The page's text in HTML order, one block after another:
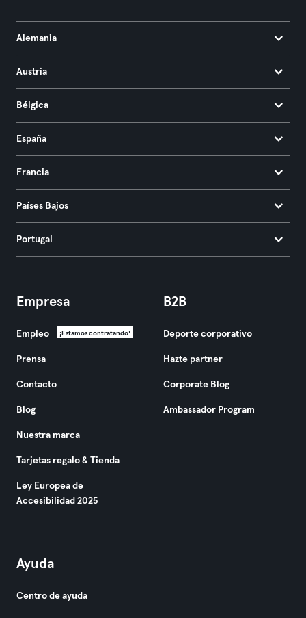
Alemania
Austria
Bélgica
España
Francia
Países Bajos
Portugal
Empresa
Empleo ¡Estamos contratando!
Prensa
Contacto
Blog
Nuestra marca
Tarjetas regalo & Tienda
Ley Europea de
Accesibilidad 2025
B2B
Deporte corporativo
Hazte partner
Corporate Blog
Ambassador Program
Ayuda
Centro de ayuda